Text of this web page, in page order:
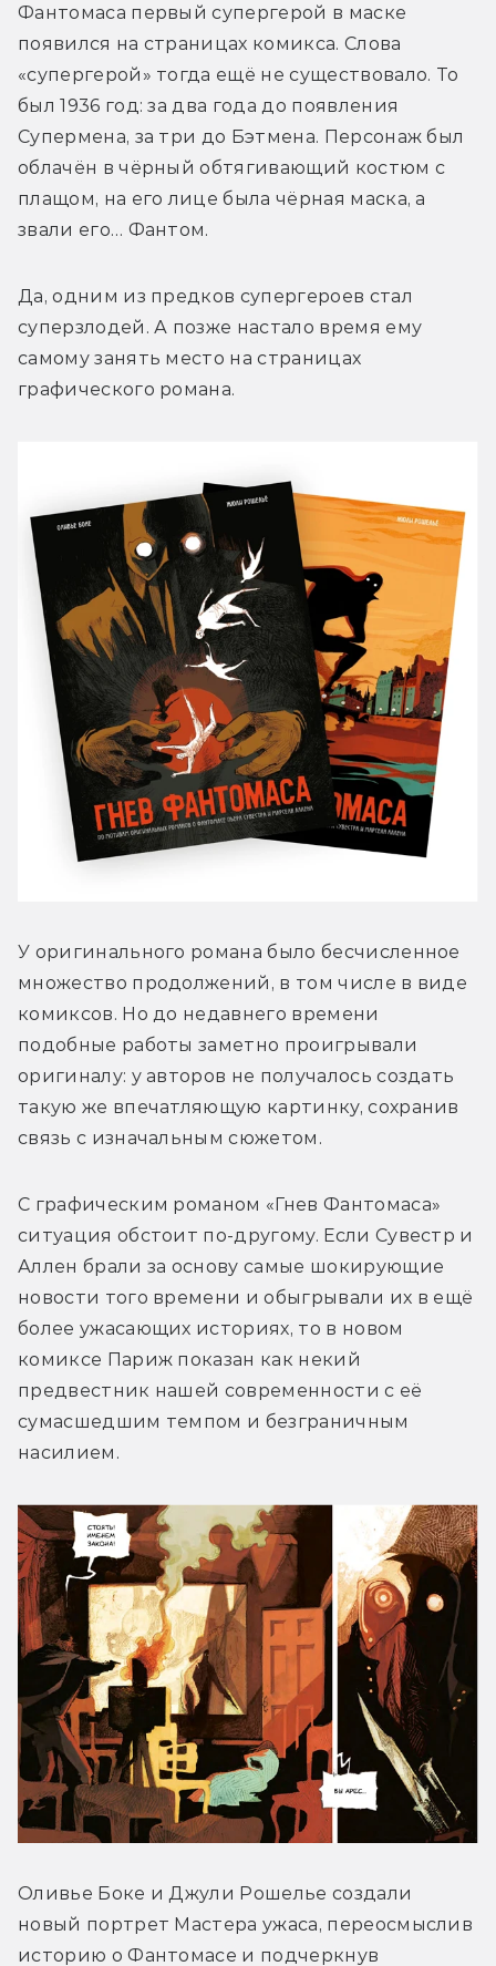
Фантомаса первый супергерой в маске
появился на страницах комикса. Слова
«супергерой» тогда ещё не существовало. То
был 1936 год: за два года до появления
Супермена, за три до Бэтмена. Персонаж был
облачён в чёрный обтягивающий костюм с
плащом, на его лице была чёрная маска, а
звали его… Фантом.
Да, одним из предков супергероев стал
суперзлодей. А позже настало время ему
самому занять место на страницах
графического романа.
У оригинального романа было бесчисленное
множество продолжений, в том числе в виде
комиксов. Но до недавнего времени
подобные работы заметно проигрывали
оригиналу: у авторов не получалось создать
такую же впечатляющую картинку, сохранив
связь с изначальным сюжетом.
С графическим романом «Гнев Фантомаса»
ситуация обстоит по-другому. Если Сувестр и
Аллен брали за основу самые шокирующие
новости того времени и обыгрывали их в ещё
более ужасающих историях, то в новом
комиксе Париж показан как некий
предвестник нашей современности с её
сумасшедшим темпом и безграничным
насилием.
Оливье Боке и Джули Рошелье создали
новый портрет Мастера ужаса, переосмыслив
историю о Фантомасе и подчеркнув